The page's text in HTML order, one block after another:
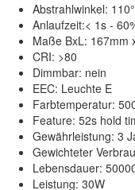
Abstrahlwinkel: 110°
Anlaufzeit:< 1s -
Maße BxL: 167mm
CRI: >80
Dimmbar: nein
EEC: Leuchte E
Farbtemperatur:
Feature: 52s hold
Gewährleistung: 3
Gewichteter
Lebensdauer:
Leistung: 30W